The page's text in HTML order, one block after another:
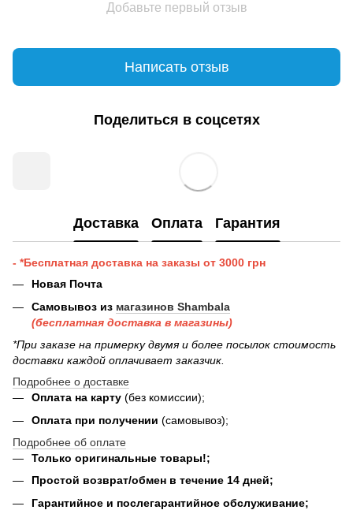
Добавьте первый отзыв
Написать отзыв
Поделиться в соцсетях
Доставка Оплата Гарантия
- *Бесплатная доставка на заказы от 3000 грн
Новая Почта
Самовывоз из магазинов Shambala
(бесплатная доставка в магазины)
*При заказе на примерку двумя и более посылок стоимость
доставки каждой оплачивает заказчик.
Подробнее о доставке
Оплата на карту (без комиссии);
Оплата при получении (самовывоз);
Подробнее об оплате
Только оригинальные товары!;
Простой возврат/обмен в течение 14 дней;
Гарантийное и послегарантийное обслуживание;